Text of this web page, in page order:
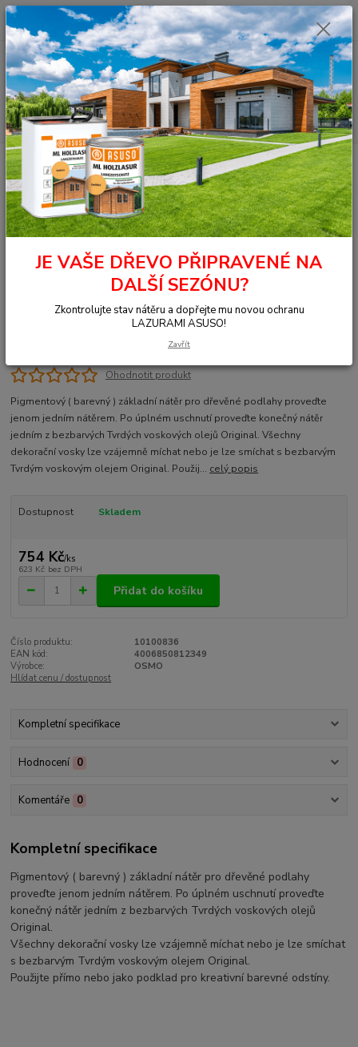
Menu
Hledat
+420 377 441 961 0ks
za 0,00 Kč
Úvod OSMO - přírodní oleje Na dřevo uvnitř
Nábytek, stěna, strop
Dekorační vosk - Intenzivní
3125 Dekorační vosk intenzivní modrá 0,375 l
3125 Dekorační vosk intenzivní
modrá 0,375 l
Ohodnotit produkt
Pigmentový ( barevný ) základní nátěr pro dřevěné podlahy proveďte
jenom jedním nátěrem. Po úplném uschnutí proveďte konečný nátěr
jedním z bezbarvých Tvrdých voskových olejů Original. Všechny
dekorační vosky lze vzájemně míchat nebo je lze smíchat s bezbarvým
Tvrdým voskovým olejem Original. Použij... celý popis
Dostupnost Skladem
754 Kč/ks
623 Kč bez DPH
Přidat do košíku
Číslo produktu:
10100836
EAN kód:
4006850812349
Výrobce:
OSMO
Hlídat cenu / dostupnost
Kompletní specifikace
Hodnocení 0
Komentáře 0
Kompletní specifikace
Pigmentový ( barevný ) základní nátěr pro dřevěné podlahy
proveďte jenom jedním nátěrem. Po úplném uschnutí proveďte
konečný nátěr jedním z bezbarvých Tvrdých voskových olejů
Original.
Všechny dekorační vosky lze vzájemně míchat nebo je lze smíchat
s bezbarvým Tvrdým voskovým olejem Original.
Použijte přímo nebo jako podklad pro kreativní barevné odstíny.
JE VAŠE DŘEVO PŘIPRAVENÉ NA
DALŠÍ SEZÓNU?
Zkontrolujte stav nátěru a dopřejte mu novou ochranu
LAZURAMI ASUSO!
Zavřít